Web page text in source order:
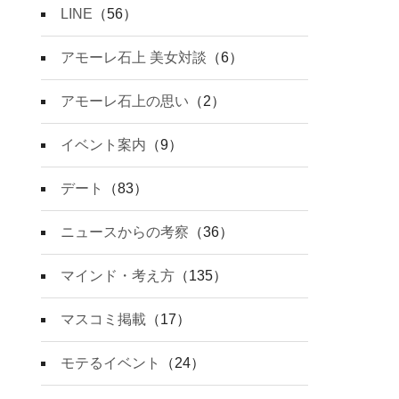
LINE （56）
アモーレ石上 美女対談 （6）
アモーレ石上の思い （2）
イベント案内 （9）
デート （83）
ニュースからの考察 （36）
マインド・考え方 （135）
マスコミ掲載 （17）
モテるイベント （24）